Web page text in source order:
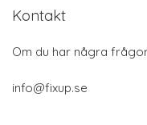
Kontakt
Om du har några
info@fixup.se